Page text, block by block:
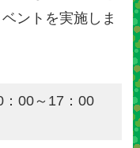
ントを実施しま
00～17：00